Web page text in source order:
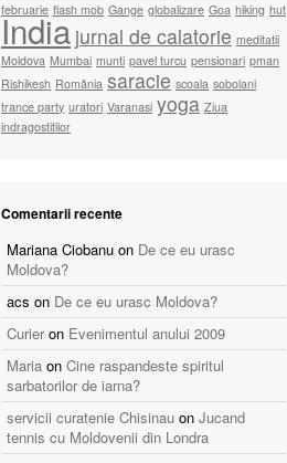
februarie flash mob Gange globalizare Goa hiking hut
India jurnal de calatorie meditatii
Moldova Mumbai munti pavel turcu pensionari pman
Rishikesh România saracie scoala sobolani
trance party uratori Varanasi yoga Ziua
indragostitilor
Comentarii recente
Mariana Ciobanu on De ce eu urasc
Moldova?
acs on De ce eu urasc Moldova?
Curieron Evenimentul anului 2009
Maria on Cine raspandeste spiritul
sarbatorilor de iarna?
servicii curatenie Chisinau on Jucand
tennis cu Moldovenii din Londra